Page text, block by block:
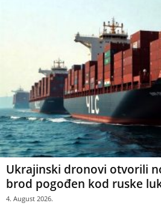
Ukrajinski dronovi otvorili
brod pogođen kod ruske
4. August 2026.